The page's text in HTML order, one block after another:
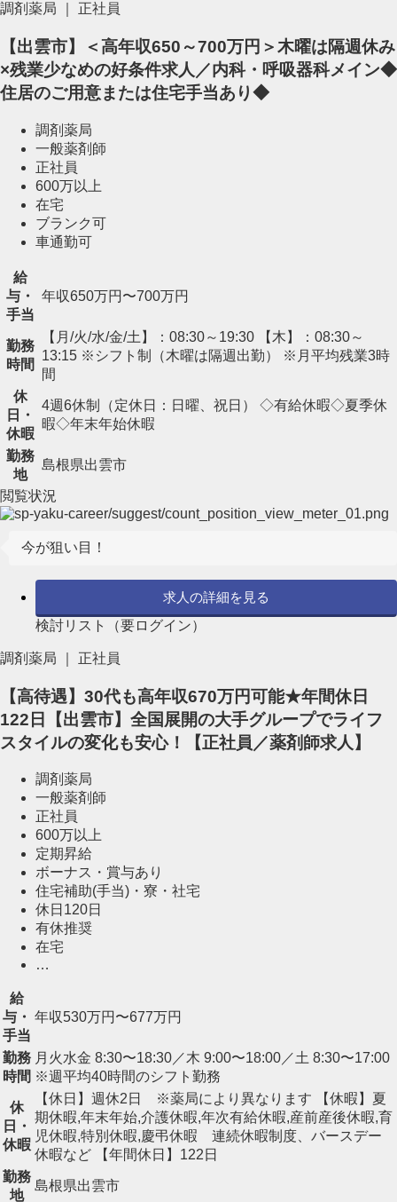
調剤薬局 ｜ 正社員
【出雲市】＜高年収650～700万円＞木曜は隔週休み
×残業少なめの好条件求人／内科・呼吸器科メイン◆
住居のご用意または住宅手当あり◆
調剤薬局
一般薬剤師
正社員
600万以上
在宅
ブランク可
車通勤可
給
与・
手当
年収650万円〜700万円
勤務
時間
【月/火/水/金/土】：08:30～19:30 【木】：08:30～
13:15 ※シフト制（木曜は隔週出勤） ※月平均残業3時
間
休
日・
休暇
4週6休制（定休日：日曜、祝日） ◇有給休暇◇夏季休
暇◇年末年始休暇
勤務
地
島根県出雲市
閲覧状況
今が狙い目！
求人の詳細を見る
検討リスト（要ログイン）
調剤薬局 ｜ 正社員
【高待遇】30代も高年収670万円可能★年間休日
122日【出雲市】全国展開の大手グループでライフ
スタイルの変化も安心！【正社員／薬剤師求人】
調剤薬局
一般薬剤師
正社員
600万以上
定期昇給
ボーナス・賞与あり
住宅補助(手当)・寮・社宅
休日120日
有休推奨
在宅
…
給
与・
手当
年収530万円〜677万円
勤務
時間
月火水金 8:30〜18:30／木 9:00〜18:00／土 8:30〜17:00
※週平均40時間のシフト勤務
休
日・
休暇
【休日】週休2日 ※薬局により異なります 【休暇】夏
期休暇,年末年始,介護休暇,年次有給休暇,産前産後休暇,育
児休暇,特別休暇,慶弔休暇 連続休暇制度、バースデー
休暇など 【年間休日】122日
勤務
地
島根県出雲市